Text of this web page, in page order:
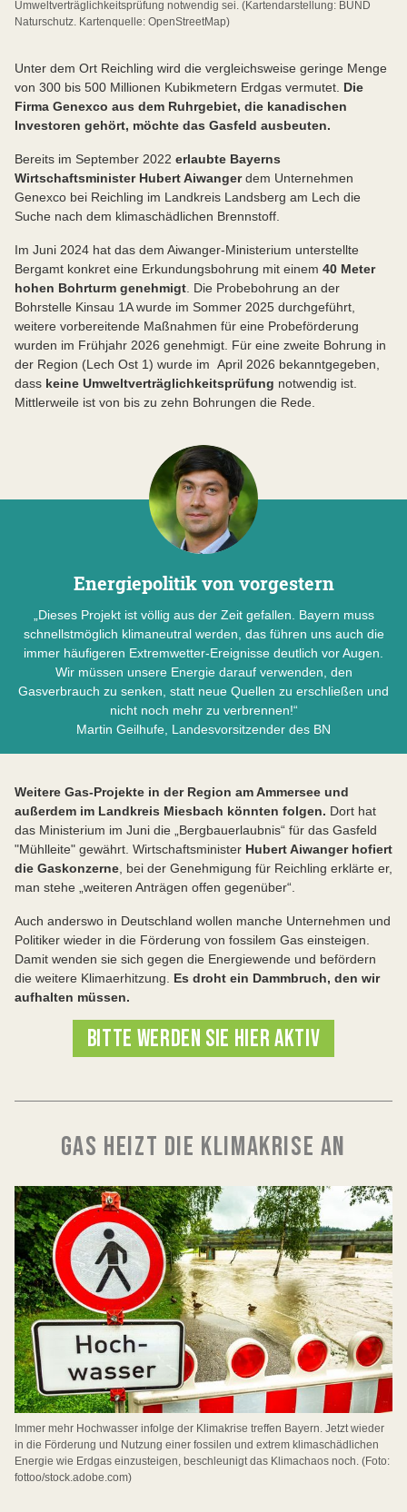
Umweltverträglichkeitsprüfung notwendig sei. (Kartendarstellung: BUND
Naturschutz. Kartenquelle: OpenStreetMap)
Unter dem Ort Reichling wird die vergleichsweise geringe Menge
von 300 bis 500 Millionen Kubikmetern Erdgas vermutet. Die
Firma Genexco aus dem Ruhrgebiet, die kanadischen
Investoren gehört, möchte das Gasfeld ausbeuten.
Bereits im September 2022 erlaubte Bayerns
Wirtschaftsminister Hubert Aiwangerdem Unternehmen
Genexco bei Reichling im Landkreis Landsberg am Lech die
Suche nach dem klimaschädlichen Brennstoff.
Im Juni 2024 hat das dem Aiwanger-Ministerium unterstellte
Bergamt konkret eine Erkundungsbohrung mit einem 40 Meter
hohen Bohrturm genehmigt . Die Probebohrung an der
Bohrstelle Kinsau 1A wurde im Sommer 2025 durchgeführt,
weitere vorbereitende Maßnahmen für eine Probeförderung
wurden im Frühjahr 2026 genehmigt. Für eine zweite Bohrung in
der Region (Lech Ost 1) wurde im April 2026 bekanntgegeben,
dass keine Umweltverträglichkeitsprüfung notwendig ist.
Mittlerweile ist von bis zu zehn Bohrungen die Rede.
Energiepolitik von vorgestern
„Dieses Projekt ist völlig aus der Zeit gefallen. Bayern muss
schnellstmöglich klimaneutral werden, das führen uns auch die
immer häufigeren Extremwetter-Ereignisse deutlich vor Augen.
Wir müssen unsere Energie darauf verwenden, den
Gasverbrauch zu senken, statt neue Quellen zu erschließen und
nicht noch mehr zu verbrennen!“
Martin Geilhufe, Landesvorsitzender des BN
Weitere Gas-Projekte in der Region am Ammersee und
außerdem im Landkreis Miesbach könnten folgen. Dort hat
das Ministerium im Juni die „Bergbauerlaubnis“ für das Gasfeld
"Mühlleite" gewährt. Wirtschaftsminister Hubert Aiwanger hofiert
die Gaskonzerne , bei der Genehmigung für Reichling erklärte er,
man stehe „weiteren Anträgen offen gegenüber“.
Auch anderswo in Deutschland wollen manche Unternehmen und
Politiker wieder in die Förderung von fossilem Gas einsteigen.
Damit wenden sie sich gegen die Energiewende und befördern
die weitere Klimaerhitzung. Es droht ein Dammbruch, den wir
aufhalten müssen.
BITTE WERDEN SIE HIER AKTIV
GAS HEIZT DIE KLIMAKRISE AN
Immer mehr Hochwasser infolge der Klimakrise treffen Bayern. Jetzt wieder
in die Förderung und Nutzung einer fossilen und extrem klimaschädlichen
Energie wie Erdgas einzusteigen, beschleunigt das Klimachaos noch. (Foto:
fottoo/stock.adobe.com)